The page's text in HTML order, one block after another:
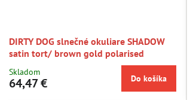
DIRTY DOG slnečné okuliare SHADOW
satin tort/ brown gold polarised
Skladom
64,47 € Do košíka